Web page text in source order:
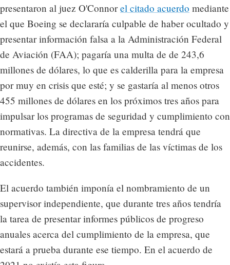
presentaron al juez O'Connorel citado acuerdo mediante
el que Boeing se declararía culpable de haber ocultado y
presentar información falsa a la Administración Federal
de Aviación (FAA); pagaría una multa de de 243,6
millones de dólares, lo que es calderilla para la empresa
por muy en crisis que esté; y se gastaría al menos otros
455 millones de dólares en los próximos tres años para
impulsar los programas de seguridad y cumplimiento con
normativas. La directiva de la empresa tendrá que
reunirse, además, con las familias de las víctimas de los
accidentes.
El acuerdo también imponía el nombramiento de un
supervisor independiente, que durante tres años tendría
la tarea de presentar informes públicos de progreso
anuales acerca del cumplimiento de la empresa, que
estará a prueba durante ese tiempo. En el acuerdo de